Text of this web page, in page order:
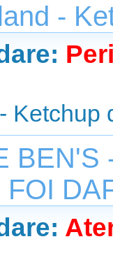
-
Ketchup
BEN'S
FOI